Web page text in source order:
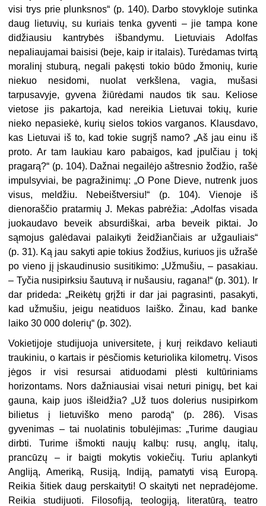
visi trys prie plunksnos“ (p. 140). Darbo stovykloje sutinka
daug lietuvių, su kuriais tenka gyventi – jie tampa kone
didžiausiu kantrybės išbandymu. Lietuviais Adolfas
nepaliaujamai baisisi (beje, kaip ir italais). Turėdamas tvirtą
moralinį stuburą, negali pakęsti tokio būdo žmonių, kurie
niekuo nesidomi, nuolat verkšlena, vagia, mušasi
tarpusavyje, gyvena žiūrėdami naudos tik sau. Keliose
vietose jis pakartoja, kad nereikia Lietuvai tokių, kurie
nieko nepasiekė, kurių sielos tokios varganos. Klausdavo,
kas Lietuvai iš to, kad tokie sugrįš namo? „Aš jau einu iš
proto. Ar tam laukiau karo pabaigos, kad įpulčiau į tokį
pragarą?“ (p. 104). Dažnai negailėjo aštresnio žodžio, rašė
impulsyviai, be pagražinimų: „O Pone Dieve, nutrenk juos
visus, meldžiu. Nebeištversiu!“ (p. 104). Vienoje iš
dienoraščio pratarmių J. Mekas pabrėžia: „Adolfas visada
juokaudavo beveik absurdiškai, arba beveik piktai. Jo
sąmojus galėdavai palaikyti žeidžiančiais ar užgauliais“
(p. 31). Ką jau sakyti apie tokius žodžius, kuriuos jis užrašė
po vieno jį įskaudinusio susitikimo: „Užmušiu, – pasakiau.
– Tyčia nusipirksiu šautuvą ir nušausiu, ragana!“ (p. 301). Ir
dar prideda: „Reikėtų grįžti ir dar jai pagrasinti, pasakyti,
kad užmušiu, jeigu neatiduos laiško. Žinau, kad banke
laiko 30 000 dolerių“ (p. 302).
Vokietijoje studijuoja universitete, į kurį reikdavo keliauti
traukiniu, o kartais ir pėsčiomis keturiolika kilometrų. Visos
jėgos ir visi resursai atiduodami plėsti kultūriniams
horizontams. Nors dažniausiai visai neturi pinigų, bet kai
gauna, kaip juos išleidžia? „Už tuos dolerius nusipirkom
bilietus į lietuviško meno parodą“ (p. 286). Visas
gyvenimas – tai nuolatinis tobulėjimas: „Turime daugiau
dirbti. Turime išmokti naujų kalbų: rusų, anglų, italų,
prancūzų – ir baigti mokytis vokiečių. Turiu aplankyti
Angliją, Ameriką, Rusiją, Indiją, pamatyti visą Europą.
Reikia šitiek daug perskaityti! O skaityti net nepradėjome.
Reikia studijuoti. Filosofiją, teologiją, literatūrą, teatro